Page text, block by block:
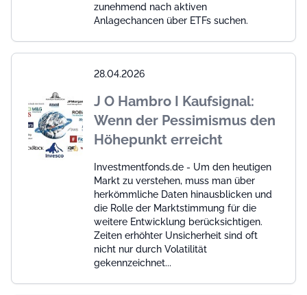
zunehmend nach aktiven
Anlagechancen über ETFs suchen.
28.04.2026
J O Hambro I Kaufsignal:
Wenn der Pessimismus den
Höhepunkt erreicht
Investmentfonds.de - Um den heutigen
Markt zu verstehen, muss man über
herkömmliche Daten hinausblicken und
die Rolle der Marktstimmung für die
weitere Entwicklung berücksichtigen.
Zeiten erhöhter Unsicherheit sind oft
nicht nur durch Volatilität
gekennzeichnet...